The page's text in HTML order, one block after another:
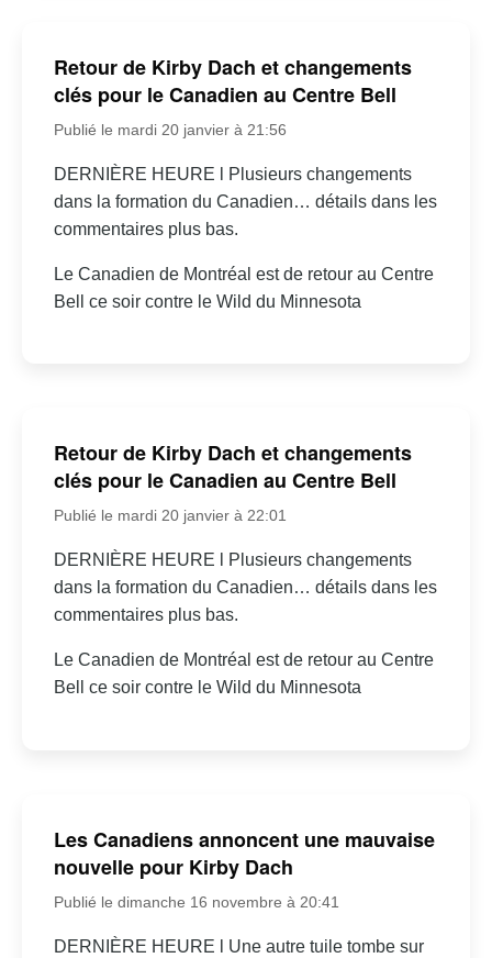
Retour de Kirby Dach et changements
clés pour le Canadien au Centre Bell
Publié le mardi 20 janvier à 21:56
DERNIÈRE HEURE l Plusieurs changements
dans la formation du Canadien… détails dans les
commentaires plus bas.
Le Canadien de Montréal est de retour au Centre
Bell ce soir contre le Wild du Minnesota
Retour de Kirby Dach et changements
clés pour le Canadien au Centre Bell
Publié le mardi 20 janvier à 22:01
DERNIÈRE HEURE l Plusieurs changements
dans la formation du Canadien… détails dans les
commentaires plus bas.
Le Canadien de Montréal est de retour au Centre
Bell ce soir contre le Wild du Minnesota
Les Canadiens annoncent une mauvaise
nouvelle pour Kirby Dach
Publié le dimanche 16 novembre à 20:41
DERNIÈRE HEURE l Une autre tuile tombe sur